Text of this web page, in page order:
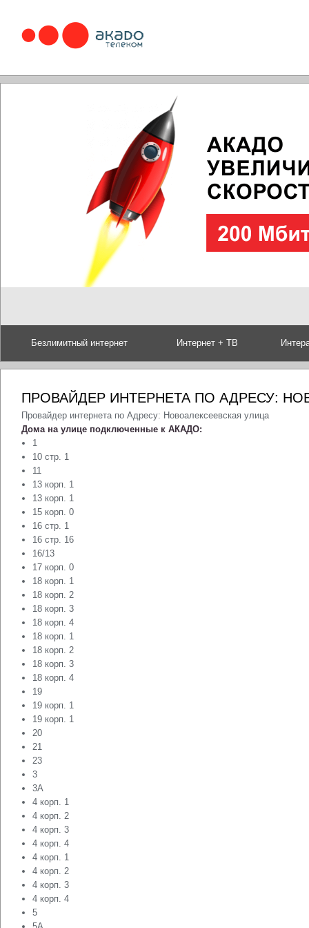
Безлимитный интернет Интернет + ТВ
ПРОВАЙДЕР ИНТЕРНЕТА ПО АДРЕСУ:
Провайдер интернета по Адресу: Новоалексеевская улица
Дома на улице подключенные к АКАДО:
1
10 стр. 1
11
13 корп. 1
13 корп. 1
15 корп. 0
16 стр. 1
16 стр. 16
16/13
17 корп. 0
18 корп. 1
18 корп. 2
18 корп. 3
18 корп. 4
18 корп. 1
18 корп. 2
18 корп. 3
18 корп. 4
19
19 корп. 1
19 корп. 1
20
21
23
3
3А
4 корп. 1
4 корп. 2
4 корп. 3
4 корп. 4
4 корп. 1
4 корп. 2
4 корп. 3
4 корп. 4
5